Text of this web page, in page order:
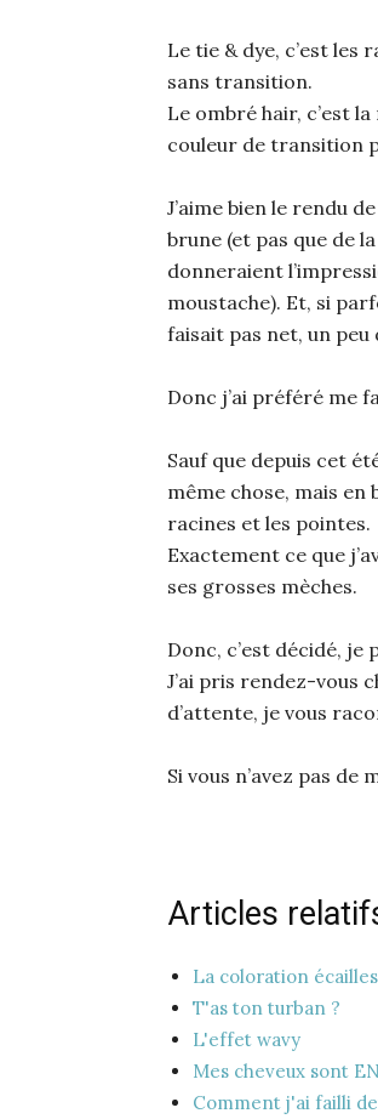
Le tie & dye, c’est
sans transition.
Le ombré hair, c’est
couleur de transition
J’aime bien le rendu
brune (et pas que de
donneraient
moustache). Et, si
faisait pas net, un peu
Donc j’ai préféré me
Sauf que depuis cet
même chose, mais
racines et les pointes.
Exactement ce que
ses grosses mèches.
Donc, c’est décidé, je
J’ai pris rendez-vous
d’attente, je vous
Si vous n’avez pas de
Articles
La coloration
T'as ton turban ?
L'effet wavy
Mes cheveux sont
Comment j'ai failli